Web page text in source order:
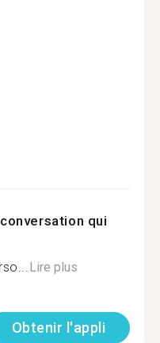
qui
Lire plus
Obtenir l'appli